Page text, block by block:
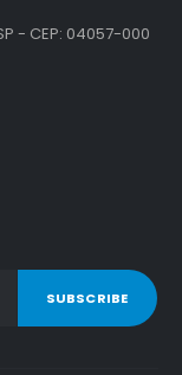
- CEP: 04057-000